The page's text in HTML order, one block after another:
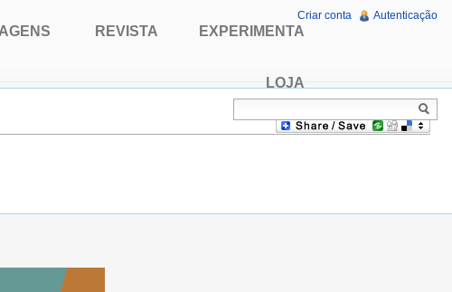
REVISTA EXPERIMENTA
LOJA
Criar conta Autenticação